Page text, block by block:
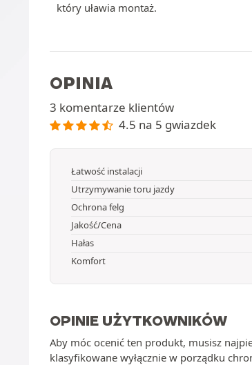
który uławia montaż.
OPINIA
3 komentarze klientów
4.5 na 5 gwiazdek
Łatwość instalacji
Utrzymywanie toru jazdy
Ochrona felg
Jakość/Cena
Hałas
Komfort
OPINIE UŻYTKOWNIKÓW
Aby móc ocenić ten produkt, musisz
klasyfikowane wyłącznie w porządku